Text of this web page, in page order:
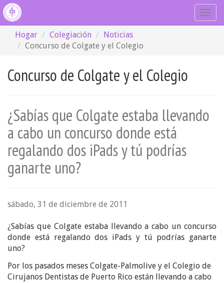
Hogar
Colegiación
Noticias
Concurso de Colgate y el Colegio
Concurso de Colgate y el Colegio
¿Sabías que Colgate estaba llevando
a cabo un concurso donde está
regalando dos iPads y tú podrías
ganarte uno?
sábado, 31 de diciembre de 2011
¿Sabías que Colgate estaba llevando a cabo un concurso
donde está regalando dos iPads y tú podrías ganarte
uno?
Por los pasados meses Colgate-Palmolive y el Colegio de
Cirujanos Dentistas de Puerto Rico están llevando a cabo